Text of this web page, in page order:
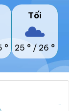
°
Tối
25 ° / 26 °